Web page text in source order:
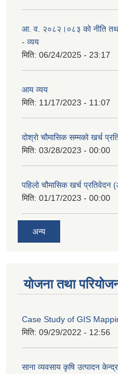
आ. व. २०८२।०८३ को नीति
- व्यय
मिति: 06/24/2025 - 23:17
आय व्यय
मिति: 11/17/2023 - 11:07
दोश्रो चौमासिक सम्मको खर्च
मिति: 03/28/2023 - 00:00
पहिलो चौमासिक खर्च
मिति: 01/17/2023 - 00:00
अन्य
योजना तथा
Case Study of GIS
मिति: 09/29/2022 - 12:56
साना व्यवसाय कृषि उत्पादन